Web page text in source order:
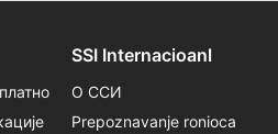
SSI Internacioanl
О ССИ
Prepoznavanje ronioca